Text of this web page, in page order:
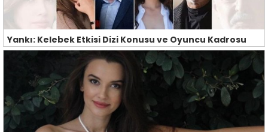
Yankı: Kelebek Etkisi Dizi Konusu ve Oyuncu Kadrosu